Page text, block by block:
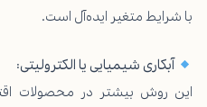
با شرایط متغیر ایده‌آل است.
آبکاری شیمیایی یا الکترولیتی:
این روش بیشتر در محصولات